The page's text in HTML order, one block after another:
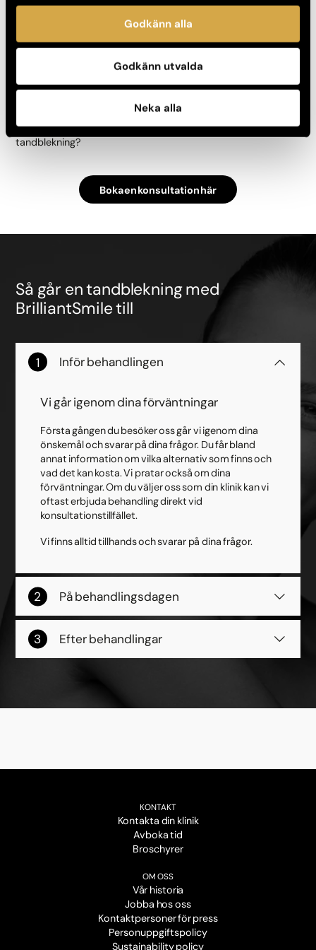
Godkänn alla
Godkänn utvalda
Neka alla
Legitimerad tandläkare med specialistkompetens
Boka din konsultation
Är du redo att få ett vitare leende med trygg och professionell
tandblekning?
Boka en konsultation här
Så går en tandblekning med
BrilliantSmile till
Inför behandlingen
Vi går igenom dina förväntningar
Första gången du besöker oss går vi igenom dina
önskemål och svarar på dina frågor. Du får bland
annat information om vilka alternativ som finns och
vad det kan kosta. Vi pratar också om dina
förväntningar. Om du väljer oss som din klinik kan vi
oftast erbjuda behandling direkt vid
konsultationstillfället.
Vi finns alltid tillhands och svarar på dina frågor.
På behandlingsdagen
Efter behandlingar
KONTAKT
Kontakta din klinik
Avboka tid
Broschyrer
OM OSS
Vår historia
Jobba hos oss
Kontaktpersoner för press
Personuppgiftspolicy
Sustainability policy